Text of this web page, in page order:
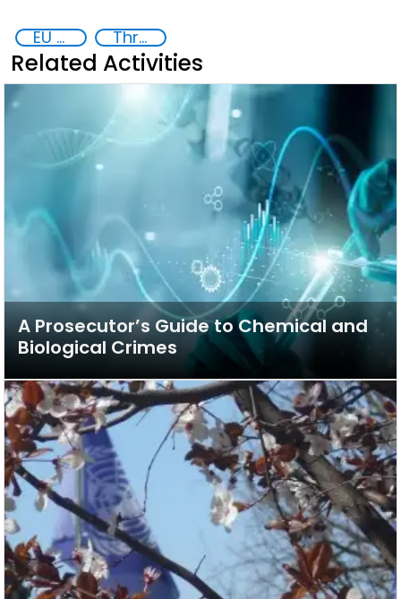
EU Chemical, Biological, Radiological and Nuclear Centres of Excellence Threat Response and Risk Mitigation: Security Governance
Related Activities
A Prosecutor’s Guide to Chemical and
Biological Crimes